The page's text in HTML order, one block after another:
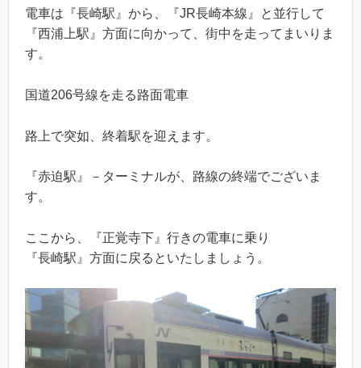
電車は『長崎駅』から、『JR長崎本線』と並行して
『西浦上駅』方面に向かって、街中を走ってまいりま
す。
国道206号線を走る路面電車
路上で突如、終着駅を迎えます。
『赤迫駅』－ターミナルが、路線の終端でございま
す。
ここから、『正覚寺下』行きの電車に乗り
『長崎駅』方面に戻るといたしましょう。